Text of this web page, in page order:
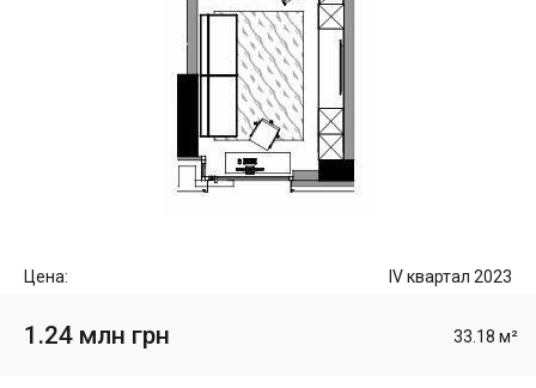
Цена: IV квартал 2023
1.24 млн грн 33.18 м²